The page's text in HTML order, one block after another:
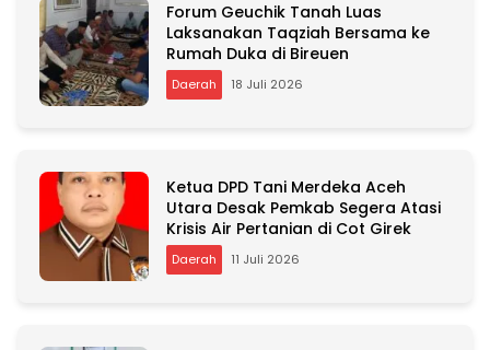
Forum Geuchik Tanah Luas
Laksanakan Taqziah Bersama ke
Rumah Duka di Bireuen
Daerah 18 Juli 2026
Ketua DPD Tani Merdeka Aceh
Utara Desak Pemkab Segera Atasi
Krisis Air Pertanian di Cot Girek
Daerah 11 Juli 2026